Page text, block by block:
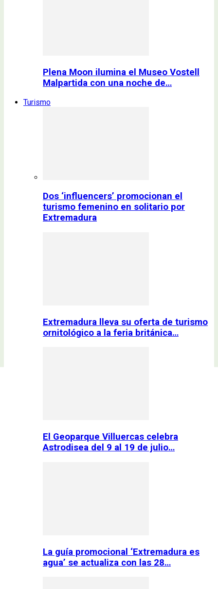
Plena Moon ilumina el Museo Vostell
Malpartida con una noche de…
Turismo
Dos ‘influencers’ promocionan el
turismo femenino en solitario por
Extremadura
Extremadura lleva su oferta de turismo
ornitológico a la feria británica…
El Geoparque Villuercas celebra
Astrodisea del 9 al 19 de julio…
La guía promocional ‘Extremadura es
agua’ se actualiza con las 28…